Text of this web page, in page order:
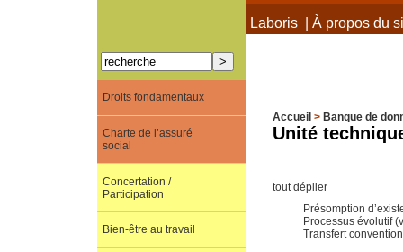
À propos de Terra Laboris| À propos du
Accueil > Banque de
Unité
tout déplier
Présomption
Processus évolutif
Transfert
Droits fondamentaux
Charte de l’assuré
social
Concertation /
Participation
Bien-être au travail